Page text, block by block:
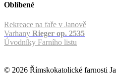
Oblíbené
Rekreace na faře v Janově
Varhany Rieger op. 2535
Úvodníky Farního listu
© 2026 Římskokatolické farnosti